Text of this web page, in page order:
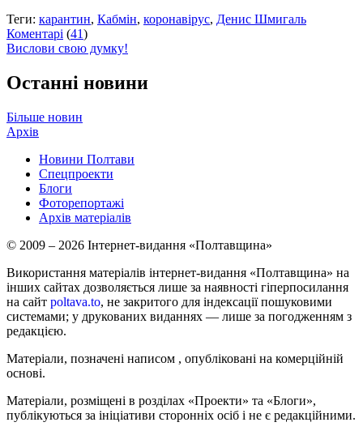
Теги: карантин, Кабмін, коронавірус, Денис Шмигаль
Коментарі (41)
Вислови свою думку!
Останні новини
Більше новин
Архів
Новини Полтави
Спецпроекти
Блоги
Фоторепортажі
Архів матеріалів
© 2009 – 2026 Інтернет-видання «Полтавщина»
Використання матеріалів інтернет-видання «Полтавщина» на
інших сайтах дозволяється лише за наявності гіперпосилання
на сайт poltava.to, не закритого для індексації пошуковими
системами; у друкованих виданнях — лише за погодженням з
редакцією.
Матеріали, позначені написом , опубліковані на комерційній
основі.
Матеріали, розміщені в розділах «Проекти» та «Блоги»,
публікуються за ініціативи сторонніх осіб і не є редакційними.